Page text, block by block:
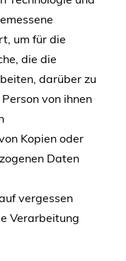
um für die
die die
darüber zu
von ihnen
Kopien oder
Daten
vergessen
Verarbeitung